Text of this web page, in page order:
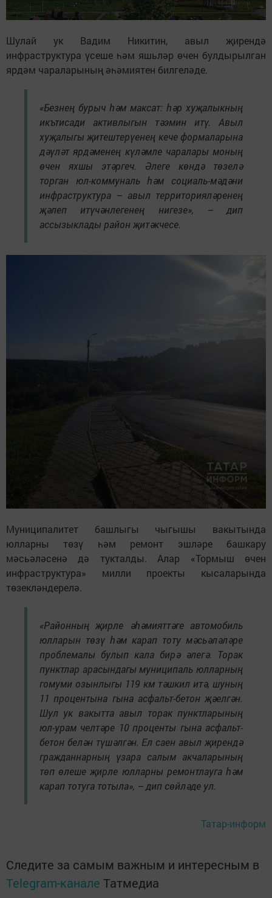
Шулай ук Вадим Никитин, авыл җирендә
инфраструктура үсеше һәм яшьләр өчен булдырылган
ярдәм чараларының әһәмиятен билгеләде.
«Безнең бурыч һәм максат: һәр хуҗалыкның
икътисади активлыгын тәэмин итү. Авыл
хуҗалыгы җитештерүенең кече формаларына
дәүләт ярдәменең күләмле чаралары моның
өчен яхшы этәргеч. Әлеге көндә төзелә
торган юл-коммуналь һәм социаль-мәдәни
инфраструктура – авыл территорияләренең
җәлеп итүчәнлегенең нигезе», – дип
ассызыклады район җитәкчесе.
Муниципалитет башлыгы чыгышы вакытында
юлларны төзү һәм ремонт эшләре башкару
мәсьәләсенә дә тукталды. Алар «Тормыш өчен
инфраструктура» милли проекты кысаларында
төзекләндерелә.
«Районның җирле әһәмияттәге автомобиль
юлларын төзү һәм карап тоту мәсьәләләре
проблемалы булып кала бирә әлегә. Торак
пунктлар арасындагы муниципаль юлларның
гомуми озынлыгы 119 км тәшкил итә, шуның
11 процентына гына асфальт-бетон җәелгән.
Шул ук вакытта авыл торак пунктларының
юл-урам челтәре 10 проценты гына асфальт-
бетон белән түшәлгән. Ел саен авыл җирендә
гражданнарның үзара салым акчаларының
төп өлеше җирле юлларны ремонтлауга һәм
карап тотуга тотыла», – дип сөйләде ул.
Татар-информ
Следите за самым важным и интересным в
Telegram-канале Татмедиа